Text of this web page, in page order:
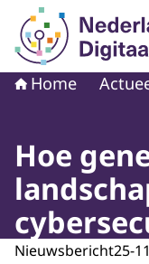
Naar de
Home
Hoe
Nieuwsbericht25-